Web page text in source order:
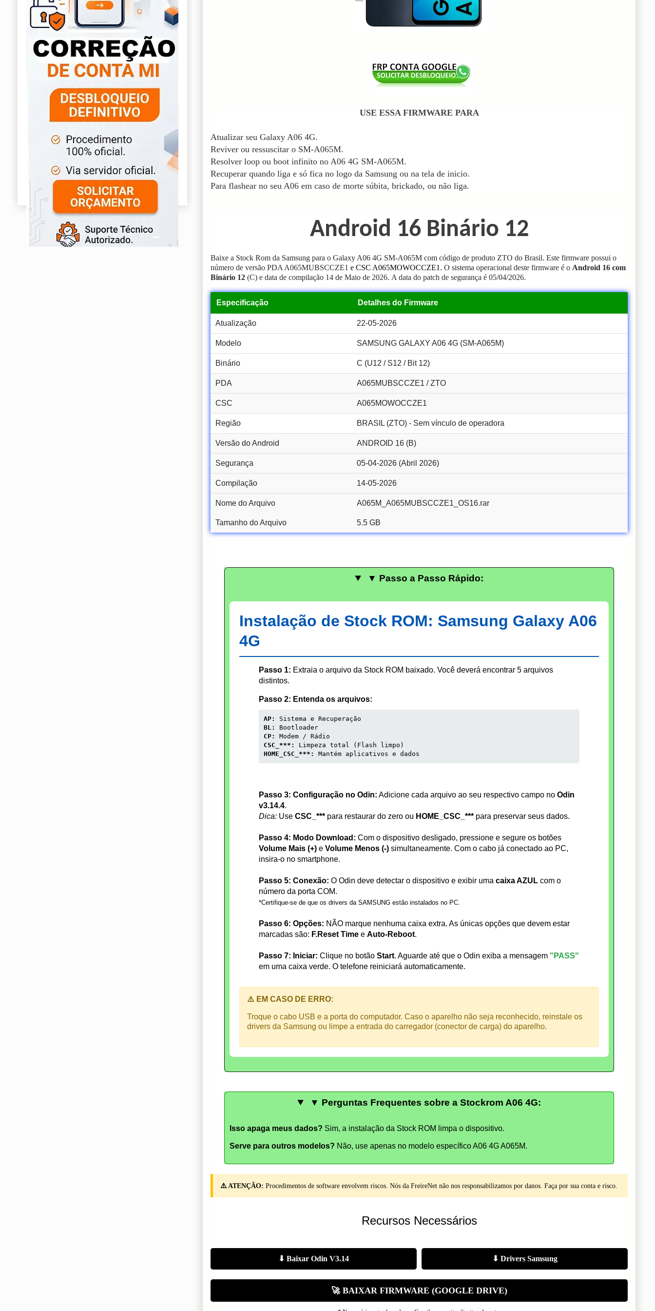
USE ESSA FIRMWARE PARA
Atualizar seu Galaxy A06 4G.
Reviver ou ressuscitar o SM-A065M.
Resolver loop ou boot infinito no A06 4G SM-A065M.
Recuperar quando liga e só fica no logo da Samsung ou na tela de inicio.
Para flashear no seu A06 em caso de morte súbita, brickado, ou não liga.
Android 16 Binário 12
Baixe a Stock Rom da Samsung para o Galaxy A06 4G SM-A065M com código de produto ZTO do Brasil. Este firmware possui o
número de versão PDA A065MUBSCCZE1 e CSC A065MOWOCCZE1 . O sistema operacional deste firmware é o Android 16 com
Binário 12 (C) e data de compilação 14 de Maio de 2026. A data do patch de segurança é 05/04/2026.
Especificação Detalhes do Firmware
Atualização 22-05-2026
Modelo SAMSUNG GALAXY A06 4G (SM-A065M)
Binário C (U12 / S12 / Bit 12)
PDA A065MUBSCCZE1 / ZTO
CSC A065MOWOCCZE1
Região BRASIL (ZTO) - Sem vínculo de operadora
Versão do Android ANDROID 16 (B)
Segurança 05-04-2026 (Abril 2026)
Compilação 14-05-2026
Nome do Arquivo A065M_A065MUBSCCZE1_OS16.rar
Tamanho do Arquivo 5.5 GB
▼ Passo a Passo Rápido:
Instalação de Stock ROM: Samsung Galaxy A06
4G
Passo 1: Extraia o arquivo da Stock ROM baixado. Você deverá encontrar 5 arquivos
distintos.
Passo 2: Entenda os arquivos:
AP:
Sistema e Recuperação
BL:
Bootloader
CP:
Modem / Rádio
CSC_***:
Limpeza total (Flash limpo)
HOME_CSC_***:
Mantém aplicativos e dados
Passo 3: Configuração no Odin: Adicione cada arquivo ao seu respectivo campo no Odin
v3.14.4.
Dica: Use CSC_*** para restaurar do zero ou HOME_CSC_*** para preservar seus dados.
Passo 4: Modo Download: Com o dispositivo desligado, pressione e segure os botões
Volume Mais (+) e Volume Menos (-) simultaneamente. Com o cabo já conectado ao PC,
insira-o no smartphone.
Passo 5: Conexão: O Odin deve detectar o dispositivo e exibir uma caixa AZUL com o
número da porta COM.
*Certifique-se de que os drivers da SAMSUNG estão instalados no PC.
Passo 6: Opções: NÃO marque nenhuma caixa extra. As únicas opções que devem estar
marcadas são: F.Reset Time e Auto-Reboot.
Passo 7: Iniciar: Clique no botão Start. Aguarde até que o Odin exiba a mensagem "PASS"
em uma caixa verde. O telefone reiniciará automaticamente.
⚠️ EM CASO DE ERRO:
Troque o cabo USB e a porta do computador. Caso o aparelho não seja reconhecido, reinstale os
drivers da Samsung ou limpe a entrada do carregador (conector de carga) do aparelho.
▼ Perguntas Frequentes sobre a Stockrom A06 4G:
Isso apaga meus dados? Sim, a instalação da Stock ROM limpa o dispositivo.
Serve para outros modelos? Não, use apenas no modelo específico A06 4G A065M.
⚠️ ATENÇÃO: Procedimentos de software envolvem riscos. Nós da FreireNet não nos responsabilizamos por danos. Faça por sua conta e risco.
Recursos Necessários
⬇ Baixar Odin V3.14 ⬇ Drivers Samsung
🚀 BAIXAR FIRMWARE (GOOGLE DRIVE)